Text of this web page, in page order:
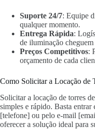
Suporte 24/7: Equipe
qualquer momento.
Entrega Rápida:
de iluminação
Preços Competitivos:
orçamento de cada
Como Solicitar a Locação de
Solicitar a locação de torres
simples e rápido. Basta
[telefone] ou pelo e-mail
oferecer a solução ideal para